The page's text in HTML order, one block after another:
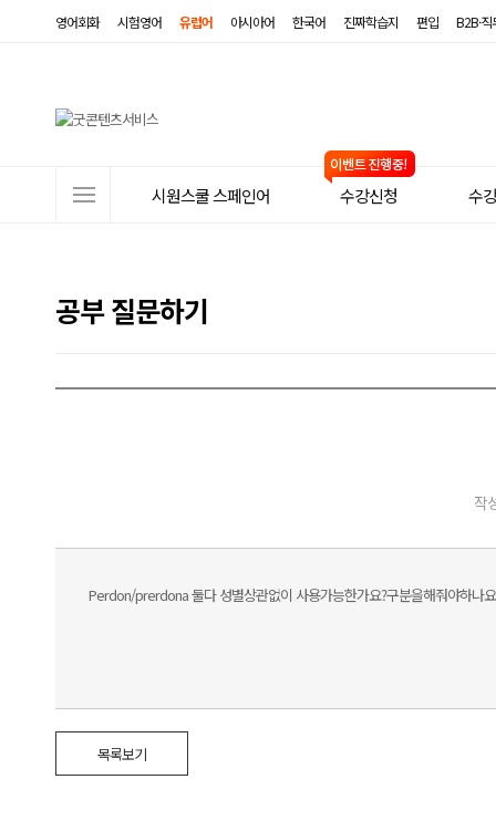
영어회화 시험영어 유럽어 아시아어 한국어 진짜학습지 편입 B2B·
뉴
시원스쿨 스페인어 수강신청 수
공부 질문하기
작
Perdon/prerdona 둘다 성별상관없이 사용가능한가요?구분을해줘야하나
목록보기